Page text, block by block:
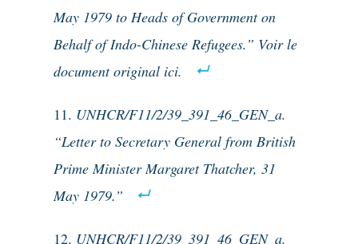
May 1979 to Heads of Government on
Behalf of Indo-Chinese Refugees.” Voir le
document original ici.
UNHCR/F11/2/39_391_46_GEN_a.
“Letter to Secretary General from British
Prime Minister Margaret Thatcher, 31
May 1979.”
UNHCR/F11/2/39_391_46_GEN_a.